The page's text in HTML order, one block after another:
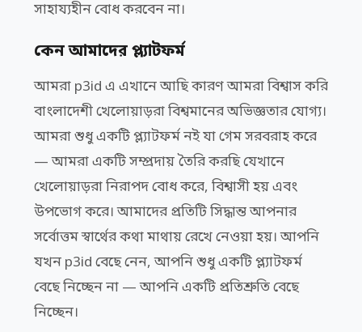
সাহায্যহীন বোধ করবেন না।
কেন আমাদের প্ল্যাটফর্ম
আমরা p3id এ এখানে আছি কারণ আমরা বিশ্বাস করি
বাংলাদেশী খেলোয়াড়রা বিশ্বমানের অভিজ্ঞতার যোগ্য।
আমরা শুধু একটি প্ল্যাটফর্ম নই যা গেম সরবরাহ করে
— আমরা একটি সম্প্রদায় তৈরি করছি যেখানে
খেলোয়াড়রা নিরাপদ বোধ করে, বিশ্বাসী হয় এবং
উপভোগ করে। আমাদের প্রতিটি সিদ্ধান্ত আপনার
সর্বোত্তম স্বার্থের কথা মাথায় রেখে নেওয়া হয়। আপনি
যখন p3id বেছে নেন, আপনি শুধু একটি প্ল্যাটফর্ম
বেছে নিচ্ছেন না — আপনি একটি প্রতিশ্রুতি বেছে
নিচ্ছেন।